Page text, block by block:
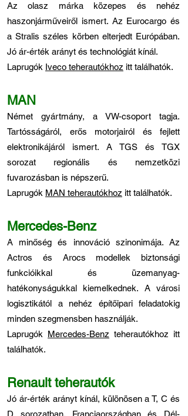
Az olasz márka közepes és nehéz
haszonjárműveiről ismert. Az Eurocargo és
a Stralis széles körben elterjedt Európában.
Jó ár-érték arányt és technológiát kínál.
Laprugók Iveco teherautókhoz itt találhatók.
MAN
Német gyártmány, a VW-csoport tagja.
Tartósságáról, erős motorjairól és fejlett
elektronikájáról ismert. A TGS és TGX
sorozat regionális és nemzetközi
fuvarozásban is népszerű.
Laprugók MAN teherautókhoz itt találhatók.
Mercedes-Benz
A minőség és innováció szinonimája. Az
Actros és Arocs modellek biztonsági
funkcióikkal és üzemanyag-
hatékonyságukkal kiemelkednek. A városi
logisztikától a nehéz építőipari feladatokig
minden szegmensben használják.
Laprugók Mercedes-Benz teherautókhoz itt
találhatók.
Renault teherautók
Jó ár-érték arányt kínál, különösen a T, C és